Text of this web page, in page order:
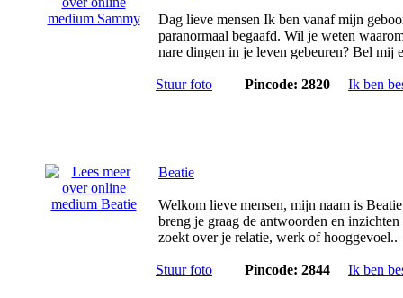
Dag lieve mensen Ik ben vanaf mijn
paranormaal begaafd. Wil je weten
nare dingen in je leven gebeuren? Bel mij
Stuur foto Pincode: 2820 Ik ben
Beatie
Welkom lieve mensen, mijn naam is
breng je graag de antwoorden en inzichten
zoekt over je relatie, werk of hooggevoel..
Stuur foto Pincode: 2844 Ik ben